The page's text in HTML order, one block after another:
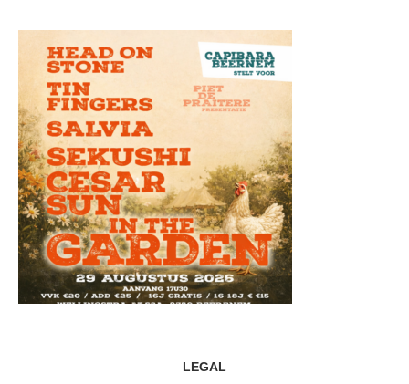
LEGAL